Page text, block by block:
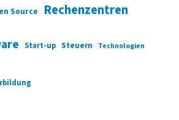
Source Rechenzentren
Start-up Steuern Technologien